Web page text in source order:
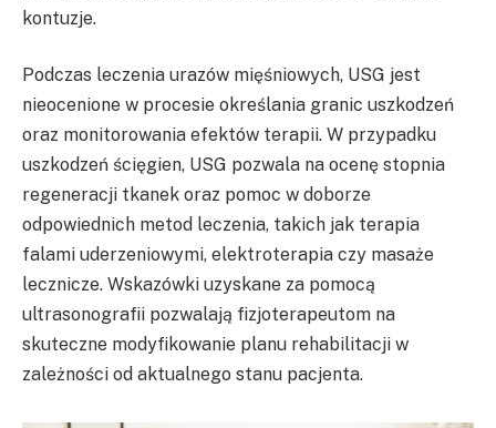
kontuzje.
Podczas leczenia urazów mięśniowych, USG jest
nieocenione w procesie określania granic uszkodzeń
oraz monitorowania efektów terapii. W przypadku
uszkodzeń ścięgien, USG pozwala na ocenę stopnia
regeneracji tkanek oraz pomoc w doborze
odpowiednich metod leczenia, takich jak terapia
falami uderzeniowymi, elektroterapia czy masaże
lecznicze. Wskazówki uzyskane za pomocą
ultrasonografii pozwalają fizjoterapeutom na
skuteczne modyfikowanie planu rehabilitacji w
zależności od aktualnego stanu pacjenta.